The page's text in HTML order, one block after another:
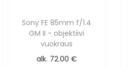
Sony FE 85mm f/1.4
GM II - objektiivi
vuokraus
alk. 72.00 €